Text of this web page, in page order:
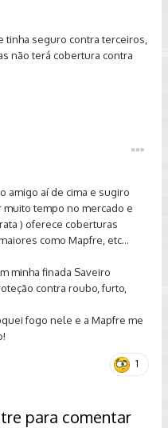
tinha seguro contra terceiros,
não terá cobertura contra
amigo aí de cima e sugiro
tempo no mercado e
) oferece coberturas
como Mapfre, etc...
minha finada Saveiro
contra roubo, furto,
fogo nele e a Mapfre me
1
para comentar